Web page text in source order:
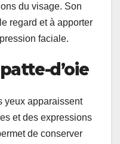
du visage. Son
regard et à apporter
faciale.
d’oie
yeux apparaissent
et des expressions
de conserver